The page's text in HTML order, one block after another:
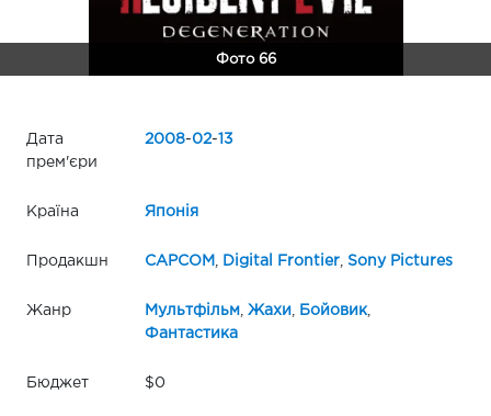
Фото 66
Дата
прем'єри
2008-02-13
Країна Японія
Продакшн CAPCOM Digital Frontier, Sony Pictures
Жанр Мультфільм, Жахи Бойовик,
Фантастика
Бюджет $0